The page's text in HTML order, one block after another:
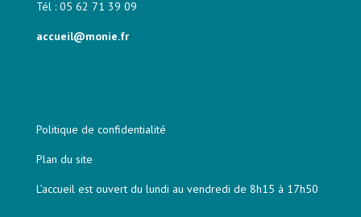
Tél : 05 62 71 39 09
accueil@monie.fr
Politique de confidentialité
Plan du site
L’accueil est ouvert du lundi au vendredi de 8h15 à 17h50